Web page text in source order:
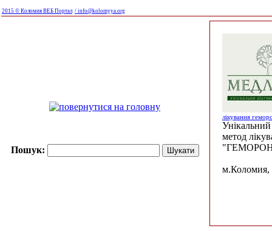
2015 © Коломия ВЕБ Портал / info@kolomyya.org
Пошук:
лікування
Унікальний
метод
м.Коломия,